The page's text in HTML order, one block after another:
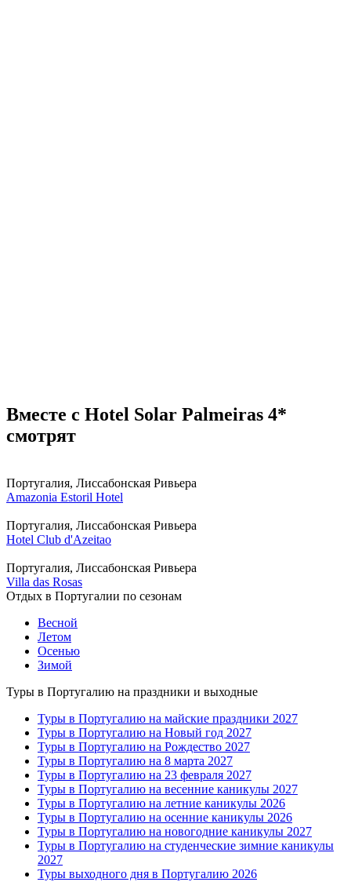
Вместе с Hotel Solar Palmeiras 4*
смотрят
Португалия, Лиссабонская Ривьера
Amazonia Estoril Hotel
Португалия, Лиссабонская Ривьера
Hotel Club d'Azeitao
Португалия, Лиссабонская Ривьера
Villa das Rosas
Отдых в Португалии по сезонам
Весной
Летом
Осенью
Зимой
Туры в Португалию на праздники и выходные
Туры в Португалию на майские праздники 2027
Туры в Португалию на Новый год 2027
Туры в Португалию на Рождество 2027
Туры в Португалию на 8 марта 2027
Туры в Португалию на 23 февраля 2027
Туры в Португалию на весенние каникулы 2027
Туры в Португалию на летние каникулы 2026
Туры в Португалию на осенние каникулы 2026
Туры в Португалию на новогодние каникулы 2027
Туры в Португалию на студенческие зимние каникулы
2027
Туры выходного дня в Португалию 2026